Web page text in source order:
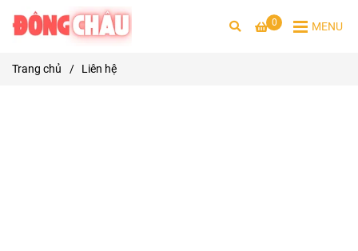
0 MENU
Trang chủ / Liên hệ